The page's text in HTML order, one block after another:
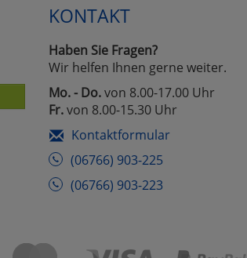
KONTAKT
Haben Sie Fragen?
Wir helfen Ihnen gerne weiter.
Mo. - Do.von 8.00-17.00 Uhr
Fr.von 8.00-15.30 Uhr
Kontaktformular
(06766) 903-225
(06766) 903-223